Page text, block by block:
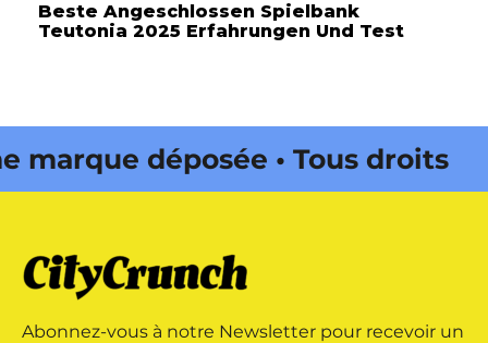
Beste Angeschlossen Spielbank
Teutonia 2025 Erfahrungen Und Test
déposée • Tous droits
déposée • Tous droits
Abonnez-vous à notre Newsletter pour recevoir un